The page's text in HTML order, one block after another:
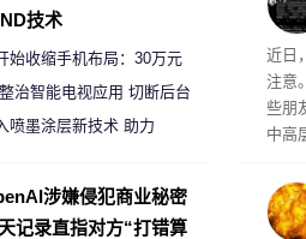
近日
注意
些朋
中高
技术
始收缩手机布局：30万元
门店 将被逐步清退
治智能电视应用 切断后台
违规行为
喷墨涂层新技术 助力
涉嫌侵犯商业秘密
记录直指对方“打错算